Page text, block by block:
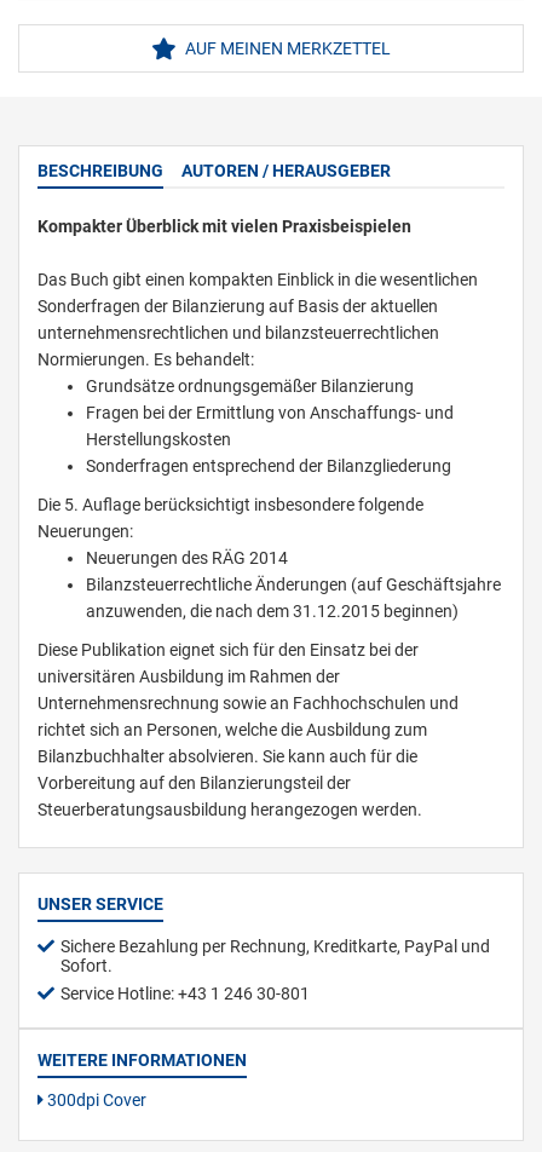
AUF MEINEN MERKZETTEL
BESCHREIBUNG AUTOREN / HERAUSGEBER
Kompakter Überblick mit vielen Praxisbeispielen
Das Buch gibt einen kompakten Einblick in die wesentlichen
Sonderfragen der Bilanzierung auf Basis der aktuellen
unternehmensrechtlichen und bilanzsteuerrechtlichen
Normierungen. Es behandelt:
Grundsätze ordnungsgemäßer Bilanzierung
Fragen bei der Ermittlung von Anschaffungs- und
Herstellungskosten
Sonderfragen entsprechend der Bilanzgliederung
Die 5. Auflage berücksichtigt insbesondere folgende
Neuerungen:
Neuerungen des RÄG 2014
Bilanzsteuerrechtliche Änderungen (auf Geschäftsjahre
anzuwenden, die nach dem 31.12.2015 beginnen)
Diese Publikation eignet sich für den Einsatz bei der
universitären Ausbildung im Rahmen der
Unternehmensrechnung sowie an Fachhochschulen und
richtet sich an Personen, welche die Ausbildung zum
Bilanzbuchhalter absolvieren. Sie kann auch für die
Vorbereitung auf den Bilanzierungsteil der
Steuerberatungsausbildung herangezogen werden.
UNSER SERVICE
Sichere Bezahlung per Rechnung, Kreditkarte, PayPal und
Sofort.
Service Hotline: +43 1 246 30-801
WEITERE INFORMATIONEN
300dpi Cover